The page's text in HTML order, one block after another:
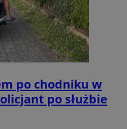
po chodniku w
po służbie